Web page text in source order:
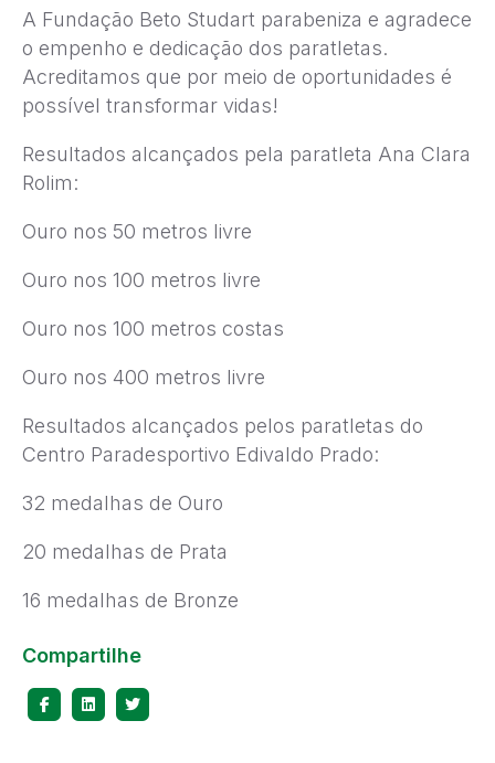
A Fundação Beto Studart parabeniza e agradece
o empenho e dedicação dos paratletas.
Acreditamos que por meio de oportunidades é
possível transformar vidas!
Resultados alcançados pela paratleta Ana Clara
Rolim:
Ouro nos 50 metros livre
Ouro nos 100 metros livre
Ouro nos 100 metros costas
Ouro nos 400 metros livre
Resultados alcançados pelos paratletas do
Centro Paradesportivo Edivaldo Prado:
32 medalhas de Ouro
20 medalhas de Prata
16 medalhas de Bronze
Compartilhe